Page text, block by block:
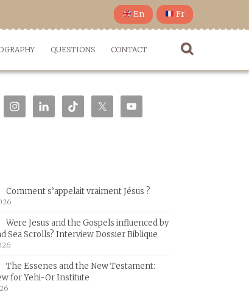
En Fr
QUESTIONS CONTACT
Comment s’appelait vraiment Jésus ?
Were Jesus and the Gospels influenced by
Sea Scrolls? Interview Dossier Biblique
The Essenes and the New Testament:
for Yehi-Or Institute